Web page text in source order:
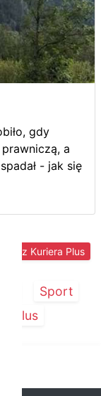
gdy
a
- jak się
z Kuriera Plus
Sport
Plus